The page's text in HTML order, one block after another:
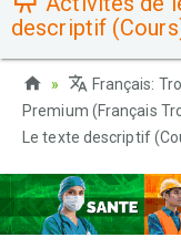
descriptif
Français:
Premium (Français
Le texte descriptif